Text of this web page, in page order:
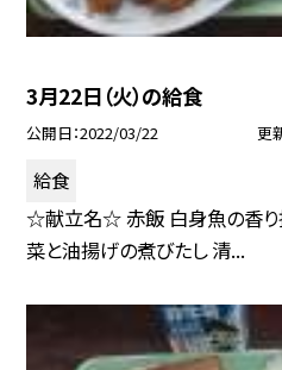
3月22日（火）の給食
公開日 2022/03/22 更
給食
☆献立名☆ 赤飯 白身魚の香り
菜と油揚げの煮びたし 清...